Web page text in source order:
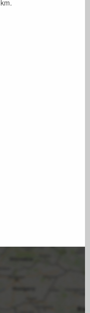
km.